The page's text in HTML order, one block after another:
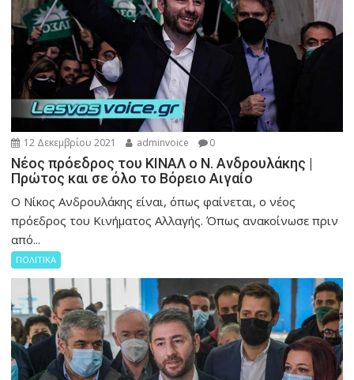
12 Δεκεμβρίου 2021 adminvoice 0
Νέος πρόεδρος του ΚΙΝΑΛ ο Ν. Ανδρουλάκης |
Πρώτος και σε όλο το Βόρειο Αιγαίο
Ο Νίκος Ανδρουλάκης είναι, όπως φαίνεται, ο νέος
πρόεδρος του Κινήματος Αλλαγής. Όπως ανακοίνωσε πριν
από...
ΠΟΛΙΤΙΚΑ